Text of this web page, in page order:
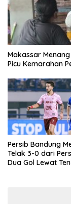
Makassar
Picu Kemarahan
Persib Bandung
Telak 3-0 dari
Dua Gol Lewat